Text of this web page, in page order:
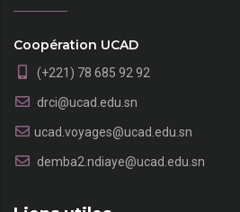
Coopération UCAD
(+221) 78 685 92 92
drci@ucad.edu.sn
ucad.voyages@ucad.edu.sn
demba2.ndiaye@ucad.edu.sn